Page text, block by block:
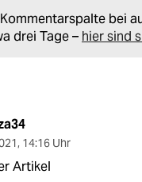
bei
drei Tage – hier sind
, 14:16 Uhr
Artikel